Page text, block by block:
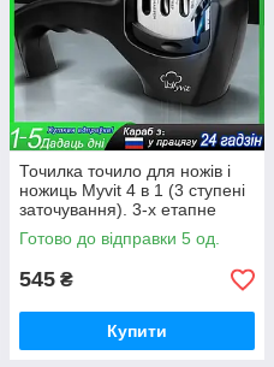
Точилка точило для ножів і
ножиць Myvit 4 в 1 (3 ступені
заточування). 3-х етапне
заточування
Готово до відправки 5 од.
545 ₴
Купити